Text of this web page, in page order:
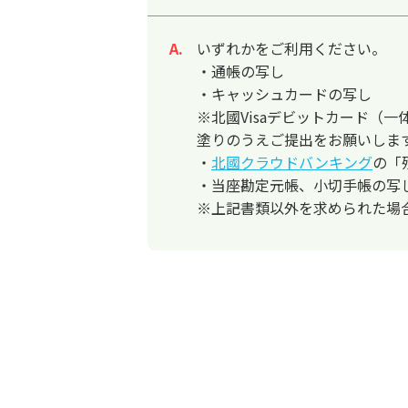
回答
いずれかをご利用ください。
・通帳の写し
・キャッシュカードの写し
※北國Visaデビットカード（一
塗りのうえご提出をお願いしま
・ 北國クラウドバンキングの「
・当座勘定元帳、小切手帳の写
※上記書類以外を求められた場